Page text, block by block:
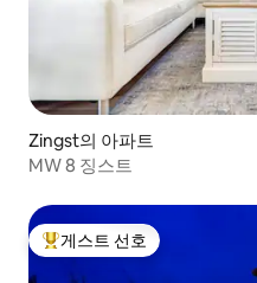
Zingst의 아파트
MW 8 징스트
상위 게스트 선호
게스트 선호